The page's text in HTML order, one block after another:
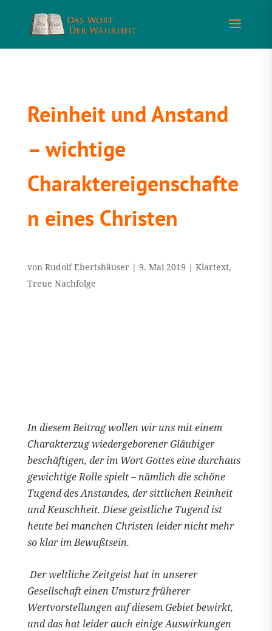
Reinheit und Anstand
– wichtige
Charaktereigenschafte
n eines Christen
von Rudolf Ebertshäuser| 9. Mai 2019 | Klartext,
Treue Nachfolge
In diesem Beitrag wollen wir uns mit einem
Charakterzug wiedergeborener Gläubiger
beschäftigen, der im Wort Gottes eine durchaus
gewichtige Rolle spielt – nämlich die schöne
Tugend des Anstandes, der sittlichen Reinheit
und Keuschheit. Diese geistliche Tugend ist
heute bei manchen Christen leider nicht mehr
so klar im Bewußtsein.
Der weltliche Zeitgeist hat in unserer
Gesellschaft einen Umsturz früherer
Wertvorstellungen auf diesem Gebiet bewirkt,
und das hat leider auch einige Auswirkungen